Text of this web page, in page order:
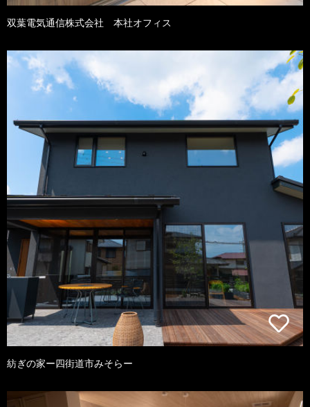
双葉電気通信株式会社 本社オフィス
紡ぎの家ー四街道市みそらー